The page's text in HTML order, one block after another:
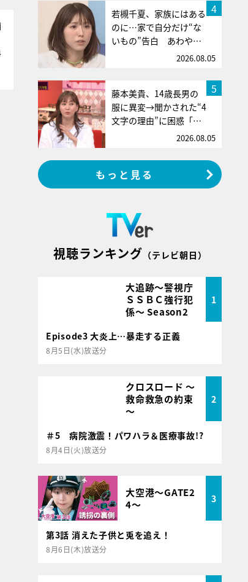
4
若槻千夏、家族にはある
のに…家で自分だけ“な
いもの”告白 あわや…
2026.08.05
5
藤本美貴、14歳長男の
服に異変→聞かされた“4
文字の理由”に困惑「…
2026.08.05
もっと見る
視聴ランキング （テレビ朝日）
大追跡～警視庁
ＳＳＢＣ強行犯
係～ Season2
1
Episode3 大炎上…暴走する正義
8月5日(水)放送分
クロスロード ～
救命救急の約束
～
2
＃5 病院激震！パワハラ＆医療事故!?
8月4日(火)放送分
大空港～GATE2
4～
3
第3話 消えた子供と兎を追え！
8月6日(木)放送分